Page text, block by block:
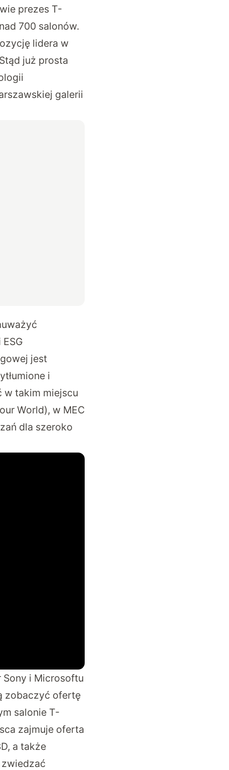
prezes T-
700 salonów.
lidera w
już prosta
galerii
jest
i
w takim miejscu
World), w MEC
dla szeroko
i Microsoftu
zobaczyć ofertę
salonie T-
zajmuje oferta
a także